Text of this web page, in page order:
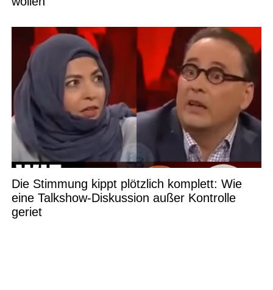
Die Stimmung kippt plötzlich komplett: Wie
eine Talkshow-Diskussion außer Kontrolle
geriet